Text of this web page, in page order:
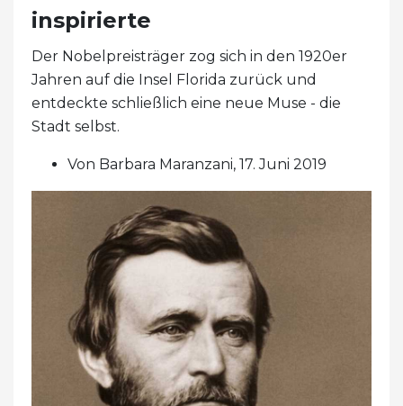
inspirierte
Der Nobelpreisträger zog sich in den 1920er
Jahren auf die Insel Florida zurück und
entdeckte schließlich eine neue Muse - die
Stadt selbst.
Von Barbara Maranzani, 17. Juni 2019